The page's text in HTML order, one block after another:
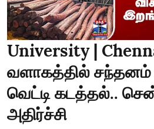
University |
வளாகத்தில்
வெட்டி கடத்தல்..
அதிர்ச்சி